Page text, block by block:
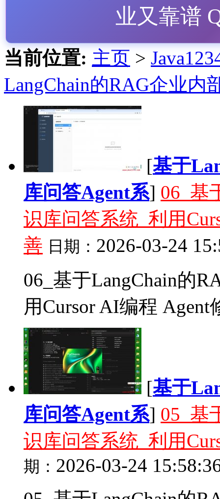
业又靠谱
当前位置: 主页 >
LangChain的RAG企业内
[基于
库问答Agent系] 06_基
识库问答系统_利用
善 日期： 2026-03-24
06_基于LangChain的
用Cursor AI编程
[基于
库问答Agent系] 05_基
识库问答系统_利用
期： 2026-03-24